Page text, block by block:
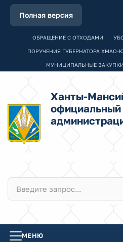
Полная версия
ОБРАЩЕНИЕ С ОТХОДАМИ
ПОРУЧЕНИЯ ГУБЕРНАТОРА ХМАО-
МУНИЦИПАЛЬНЫЕ ЗАКУПКИ
Ханты-
официальный
МЕНЮ